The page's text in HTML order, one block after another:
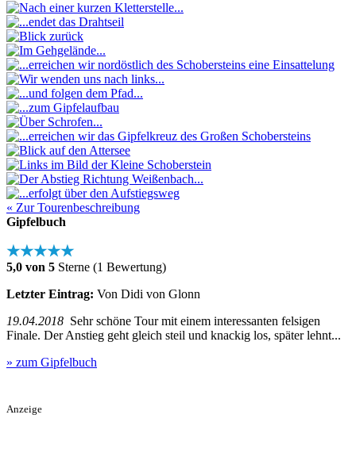
« Zur Tourenbeschreibung
Gipfelbuch
★★★★★
5,0 von 5 Sterne (1 Bewertung)
Letzter Eintrag: Von Didi von Glonn
19.04.2018 Sehr schöne Tour mit einem interessanten felsigen
Finale. Der Anstieg geht gleich steil und knackig los, später lehnt...
» zum Gipfelbuch
Anzeige